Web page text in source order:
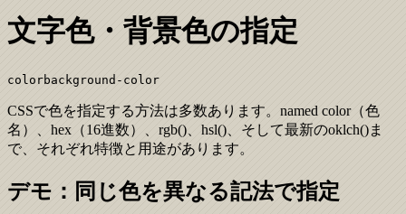
文字色・背景色の指定
colorbackground-color
CSSで色を指定する方法は多数あります。named color（色
名）、hex（16進数）、rgb()、hsl()、そして最新のoklch()ま
で、それぞれ特徴と用途があります。
デモ：同じ色を異なる記法で指定